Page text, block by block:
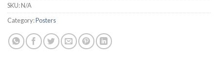
SKU:N/A
Category:Posters